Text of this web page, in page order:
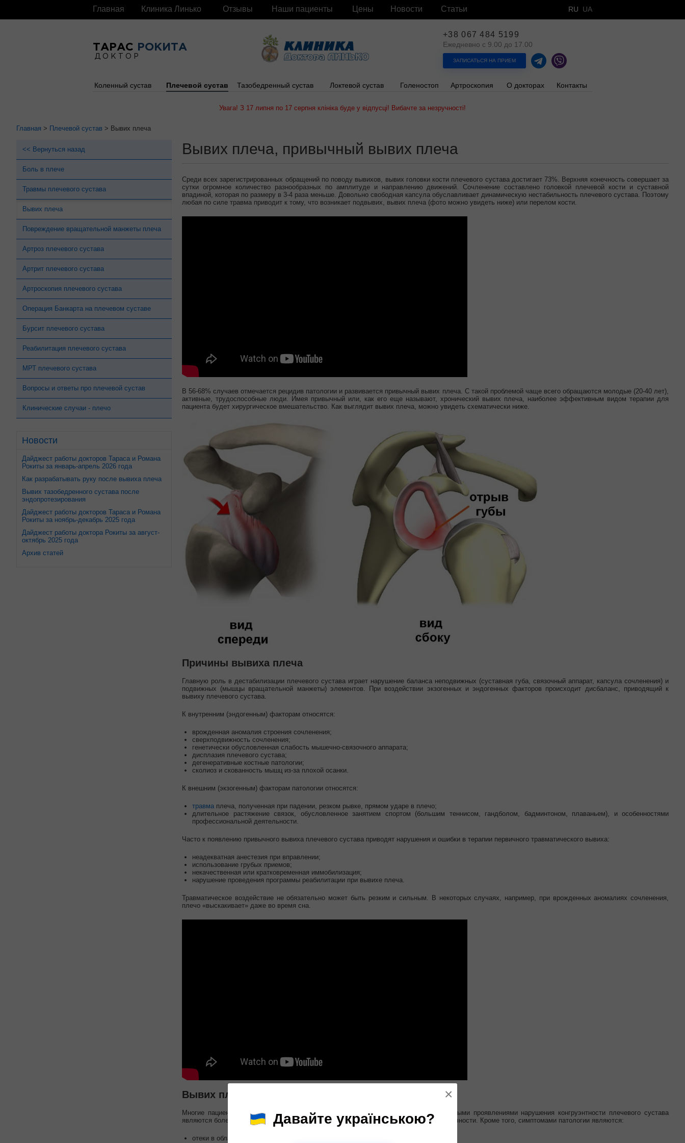
Давайте українською?
×
Главная Клиника Линько Отзывы Наши пациенты Цены Новости Статьи RU UA
ТАРАС РОКИТА
ДОКТОР
+38 067 484 5199
Ежедневно с 9.00 до 17.00
ЗАПИСАТЬСЯ НА ПРИЕМ
Коленный сустав Плечевой сустав Тазобедренный сустав Локтевой сустав Голеностоп Артроскопия О докторах Контакты
Увага! З 17 липня по 17 серпня клініка буде у відпусці! Вибачте за незручності!
Главная > Плечевой сустав > Вывих плеча
<< Вернуться назад
Боль в плече
Травмы плечевого сустава
Вывих плеча
Повреждение вращательной манжеты плеча
Артроз плечевого сустава
Артрит плечевого сустава
Артроскопия плечевого сустава
Операция Банкарта на плечевом суставе
Бурсит плечевого сустава
Реабилитация плечевого сустава
МРТ плечевого сустава
Вопросы и ответы про плечевой сустав
Клинические случаи - плечо
Новости
Дайджест работы докторов Тараса и Романа
Рокиты за январь-апрель 2026 года
Как разрабатывать руку после вывиха плеча
Вывих тазобедренного сустава после
эндопротезирования
Дайджест работы докторов Тараса и Романа
Рокиты за ноябрь-декабрь 2025 года
Дайджест работы доктора Рокиты за август-
октябрь 2025 года
Архив статей
Вывих плеча, привычный вывих плеча
Среди всех зарегистрированных обращений по поводу вывихов, вывих головки кости плечевого сустава достигает 73%. Верхняя конечность совершает за
сутки огромное количество разнообразных по амплитуде и направлению движений. Сочленение составлено головкой плечевой кости и суставной
впадиной, которая по размеру в 3-4 раза меньше. Довольно свободная капсула обуславливает динамическую нестабильность плечевого сустава. Поэтому
любая по силе травма приводит к тому, что возникает подвывих, вывих плеча (фото можно увидеть ниже) или перелом кости.
В 56-68% случаев отмечается рецидив патологии и развивается привычный вывих плеча. С такой проблемой чаще всего обращаются молодые (20-40 лет),
активные, трудоспособные люди. Имея привычный или, как его еще называют, хронический вывих плеча, наиболее эффективным видом терапии для
пациента будет хирургическое вмешательство. Как выглядит вывих плеча, можно увидеть схематически ниже.
Причины вывиха плеча
Главную роль в дестабилизации плечевого сустава играет нарушение баланса неподвижных (суставная губа, связочный аппарат, капсула сочленения) и
подвижных (мышцы вращательной манжеты) элементов. При воздействии экзогенных и эндогенных факторов происходит дисбаланс, приводящий к
вывиху плечевого сустава.
К внутренним (эндогенным) факторам относятся:
врожденная аномалия строения сочленения;
сверхподвижность сочленения;
генетически обусловленная слабость мышечно-связочного аппарата;
дисплазия плечевого сустава;
дегенеративные костные патологии;
сколиоз и скованность мышц из-за плохой осанки.
К внешним (экзогенным) факторам патологии относятся:
травма плеча, полученная при падении, резком рывке, прямом ударе в плечо;
длительное растяжение связок, обусловленное занятием спортом (большим теннисом, гандболом, бадминтоном, плаваньем), и особенностями
профессиональной деятельности.
Часто к появлению привычного вывиха плечевого сустава приводят нарушения и ошибки в терапии первичного травматического вывиха:
неадекватная анестезия при вправлении;
использование грубых приемов;
некачественная или кратковременная иммобилизация;
нарушение проведения программы реабилитации при вывихе плеча.
Травматическое воздействие не обязательно может быть резким и сильным. В некоторых случаях, например, при врожденных аномалиях сочленения,
плечо «выскакивает» даже во время сна.
Вывих плеча: симптомы
Многие пациенты задаются вопросом: как понять, что у тебя вывих плеча? Основными проявлениями нарушения конгруэнтности плечевого сустава
являются болевые ощущения различной выраженности и нарушение подвижности конечности. Кроме того, симптомами патологии являются:
отеки в области повреждения;